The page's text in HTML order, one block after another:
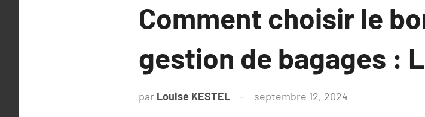
Comment choisir le
gestion de bagages :
par Louise KESTEL septembre 12, 2024